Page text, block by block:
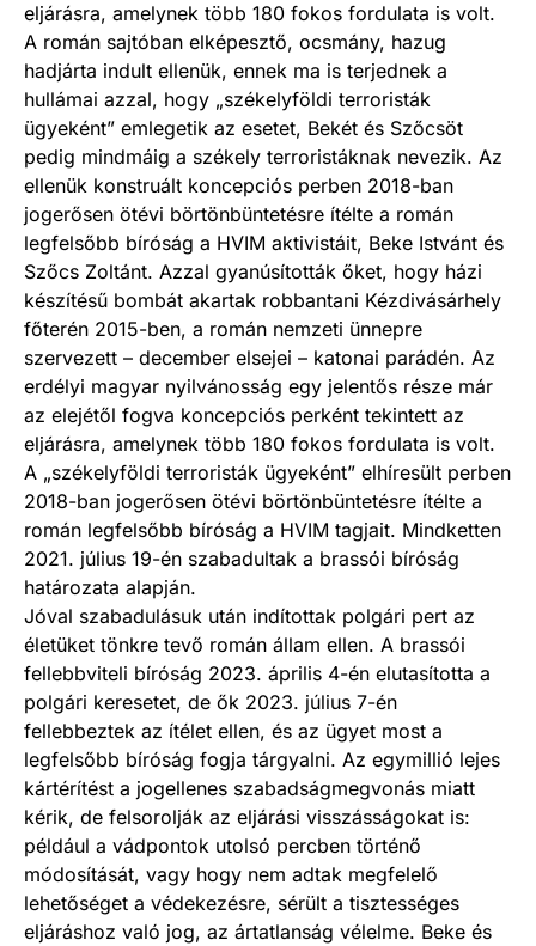
eljárásra, amelynek több 180 fokos fordulata is volt.
A román sajtóban elképesztő, ocsmány, hazug
hadjárta indult ellenük, ennek ma is terjednek a
hullámai azzal, hogy „székelyföldi terroristák
ügyeként” emlegetik az esetet, Bekét és Szőcsöt
pedig mindmáig a székely terroristáknak nevezik. Az
ellenük konstruált koncepciós perben 2018-ban
jogerősen ötévi börtönbüntetésre ítélte a román
legfelsőbb bíróság a HVIM aktivistáit, Beke Istvánt és
Szőcs Zoltánt. Azzal gyanúsították őket, hogy házi
készítésű bombát akartak robbantani Kézdivásárhely
főterén 2015-ben, a román nemzeti ünnepre
szervezett – december elsejei – katonai parádén. Az
erdélyi magyar nyilvánosság egy jelentős része már
az elejétől fogva koncepciós perként tekintett az
eljárásra, amelynek több 180 fokos fordulata is volt.
A „székelyföldi terroristák ügyeként” elhíresült perben
2018-ban jogerősen ötévi börtönbüntetésre ítélte a
román legfelsőbb bíróság a HVIM tagjait. Mindketten
2021. július 19-én szabadultak a brassói bíróság
határozata alapján.
Jóval szabadulásuk után indítottak polgári pert az
életüket tönkre tevő román állam ellen. A brassói
fellebbviteli bíróság 2023. április 4-én elutasította a
polgári keresetet, de ők 2023. július 7-én
fellebbeztek az ítélet ellen, és az ügyet most a
legfelsőbb bíróság fogja tárgyalni. Az egymillió lejes
kártérítést a jogellenes szabadságmegvonás miatt
kérik, de felsorolják az eljárási visszásságokat is:
például a vádpontok utolsó percben történő
módosítását, vagy hogy nem adtak megfelelő
lehetőséget a védekezésre, sérült a tisztességes
eljáráshoz való jog, az ártatlanság vélelme. Beke és